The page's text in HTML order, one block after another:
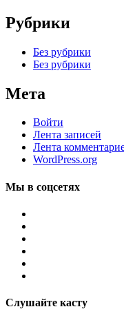
Рубрики
Без рубрики
Без рубрики
Мета
Войти
Лента записей
Лента
WordPress.org
Мы в соцсетях
Слушайте касту